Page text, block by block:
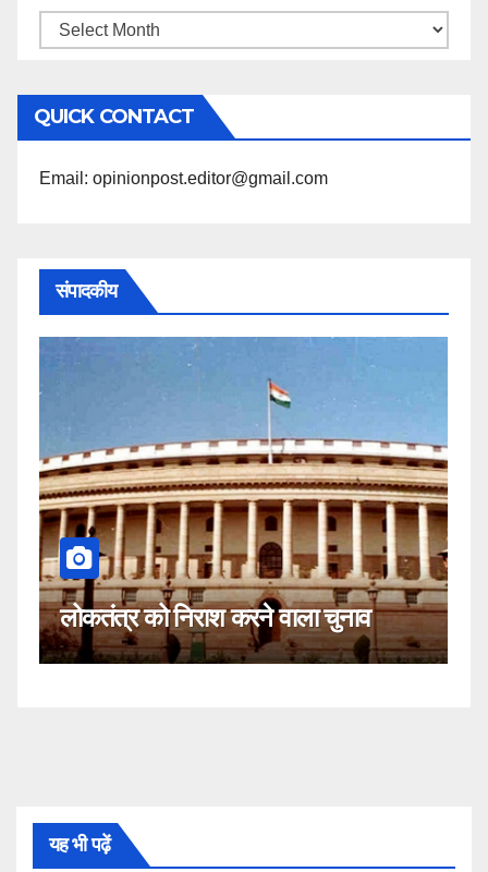
महिने
अनुसार
पढ़ें
QUICK CONTACT
Email: opinionpost.editor@gmail.com
संपादकीय
कहीं यह सीजेआई के खिलाफ साजिश तो
नहीं!
यह भी पढ़ें